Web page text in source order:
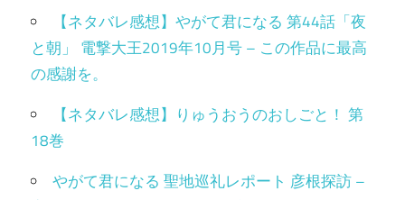
【ネタバレ感想】やがて君になる 第44話「夜
と朝」 電撃大王2019年10月号 – この作品に最高
の感謝を。
【ネタバレ感想】りゅうおうのおしごと！ 第
18巻
やがて君になる 聖地巡礼レポート 彦根探訪 –